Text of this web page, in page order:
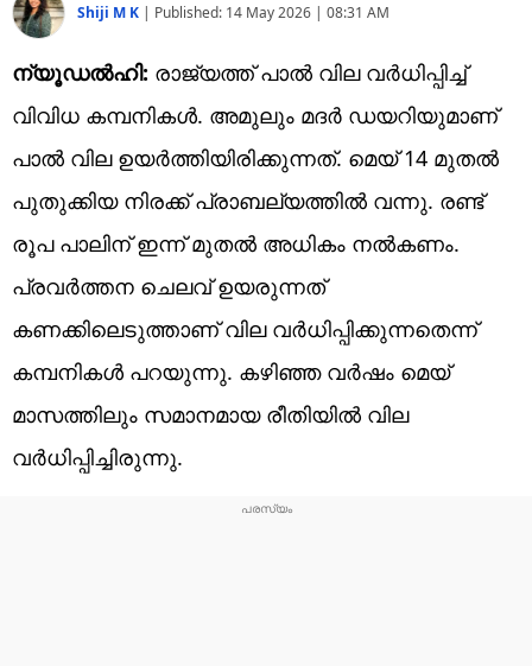
Shiji M K | Published: 14 May 2026 | 08:31 AM
ന്യൂഡല്‍ഹി: രാജ്യത്ത് പാല്‍ വില വര്‍ധിപ്പിച്ച്
വിവിധ കമ്പനികള്‍. അമുലും മദര്‍ ഡയറിയുമാണ്
പാല്‍ വില ഉയര്‍ത്തിയിരിക്കുന്നത്. മെയ് 14 മുതല്‍
പുതുക്കിയ നിരക്ക് പ്രാബല്യത്തില്‍ വന്നു. രണ്ട്
രൂപ പാലിന് ഇന്ന് മുതല്‍ അധികം നല്‍കണം.
പ്രവര്‍ത്തന ചെലവ് ഉയരുന്നത്
കണക്കിലെടുത്താണ് വില വര്‍ധിപ്പിക്കുന്നതെന്ന്
കമ്പനികള്‍ പറയുന്നു. കഴിഞ്ഞ വര്‍ഷം മെയ്
മാസത്തിലും സമാനമായ രീതിയില്‍ വില
വര്‍ധിപ്പിച്ചിരുന്നു.